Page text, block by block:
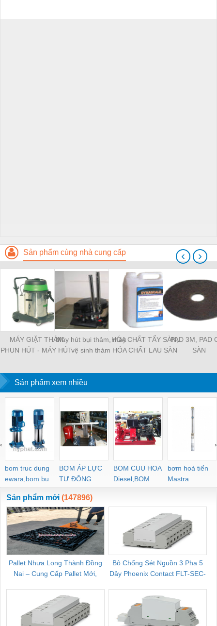
Sản phẩm cùng nhà cung cấp
MÁY GIẶT THẢM
PHUN HÚT - MÁY HÚT
Máy hút bụi thảm, máy
vệ sinh thảm
HÓA CHẤT TẨY SÀN,
HÓA CHẤT LAU SÀN
PAD 3M, PAD
SÀN
‹ ›
Sản phẩm xem nhiều
bom truc dung
ewara,bom bu
ewara
BƠM ÁP LỰC
TỰ ĐỘNG
BOM CUU HOA
Diesel,BOM
CHUA CHAY
bơm hoả tiển
Mastra
‹ ›
Sản phẩm mới (147896)
Pallet Nhựa Long Thành Đồng
Nai – Cung Cấp Pallet Mới,
Bộ Chống Sét Nguồn 3 Pha 5
Dây Phoenix Contact FLT-SEC-